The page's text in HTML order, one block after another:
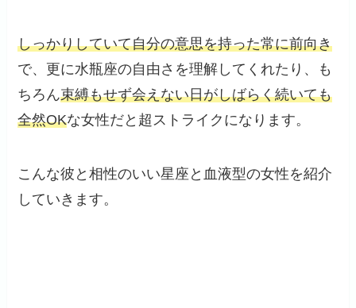
しっかりしていて自分の意思を持った常に前向き
で、更に水瓶座の自由さを理解してくれたり、も
ちろん束縛もせず会えない日がしばらく続いても
全然OKな女性だと超ストライクになります。
こんな彼と相性のいい星座と血液型の女性を紹介
していきます。